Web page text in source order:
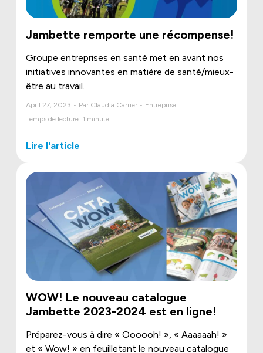
Jambette remporte une récompense!
Groupe entreprises en santé met en avant nos
initiatives innovantes en matière de santé/mieux-
être au travail.
April 27, 2023 • Par Claudia Carrier • Entreprise
Temps de lecture: 1 minute
Lire l'article
WOW! Le nouveau catalogue
Jambette 2023-2024 est en ligne!
Préparez-vous à dire « Oooooh! », « Aaaaaah! »
et « Wow! » en feuilletant le nouveau catalogue